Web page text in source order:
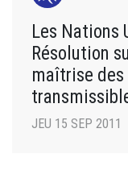
Les Nations
Résolution
maîtrise
JEU 15 SEP 2011